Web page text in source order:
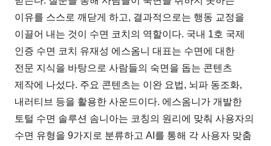
이유를 스스로 깨닫게 하고, 결과적으로는 행동 교정을
이끌어 내는 것이 수면 코치의 역할이다. 국내 1호 국제
인증 수면 코치 유재성 에스옴니 대표는 수면에 대한
전문 지식을 바탕으로 사람들의 숙면을 돕는 콘텐츠
제작에 나섰다. 주요 콘텐츠는 이완 요법, 뇌파 동조화,
내러티브 등을 활용한 사운드이다. 에스옴니가 개발한
토털 수면 솔루션 솜니아는 코칭의 원리에 맞춰 사용자의
수면 유형을 9가지로 분류하고 AI를 통해 각 사용자 맞춤